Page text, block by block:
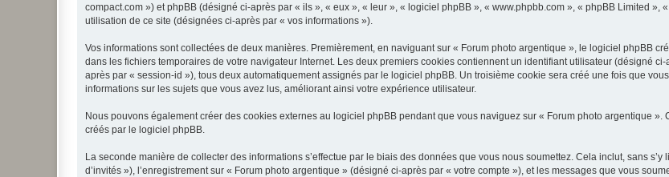
compact.com ») et phpBB (désigné ci-après par « ils », « eux », « leur », « logiciel phpBB », « www.phpbb.com », « phpBB Limited
utilisation de ce site (désignées ci-après par « vos informations »).
Vos informations sont collectées de deux manières. Premièrement, en naviguant sur « Forum photo argentique », le logiciel phpBB
dans les fichiers temporaires de votre navigateur Internet. Les deux premiers cookies contiennent un identifiant utilisateur (désigné
après par « session-id »), tous deux automatiquement assignés par le logiciel phpBB. Un troisième cookie sera créé une fois que
informations sur les sujets que vous avez lus, améliorant ainsi votre expérience utilisateur.
Nous pouvons également créer des cookies externes au logiciel phpBB pendant que vous naviguez sur « Forum photo argentique
créés par le logiciel phpBB.
La seconde manière de collecter des informations s’effectue par le biais des données que vous nous soumettez. Cela inclut, sans
d’invités »), l’enregistrement sur « Forum photo argentique » (désigné ci-après par « votre compte »), et les messages que vous